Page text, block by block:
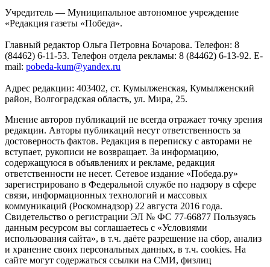
Учредитель — Муниципальное автономное учреждение
«Редакция газеты «Победа».
Главный редактор Ольга Петровна Бочарова. Телефон: 8
(84462) 6-11-53. Телефон отдела рекламы: 8 (84462) 6-13-92. E-
mail: pobeda-kum@yandex.ru
Адрес редакции: 403402, ст. Кумылженская, Кумылженский
район, Волгоградская область, ул. Мира, 25.
Мнение авторов публикаций не всегда отражает точку зрения
редакции. Авторы публикаций несут ответственность за
достоверность фактов. Редакция в переписку с авторами не
вступает, рукописи не возвращает. За информацию,
содержащуюся в объявлениях и рекламе, редакция
ответственности не несет. Сетевое издание «Победа.ру»
зарегистрировано в Федеральной службе по надзору в сфере
связи, информационных технологий и массовых
коммуникаций (Роскомнадзор) 22 августа 2016 года.
Свидетельство о регистрации ЭЛ № ФС 77-66877 Пользуясь
данным ресурсом вы соглашаетесь с «Условиями
использования сайта», в т.ч. даёте разрешение на сбор, анализ
и хранение своих персональных данных, в т.ч. cookies. На
сайте могут содержаться ссылки на СМИ, физлиц